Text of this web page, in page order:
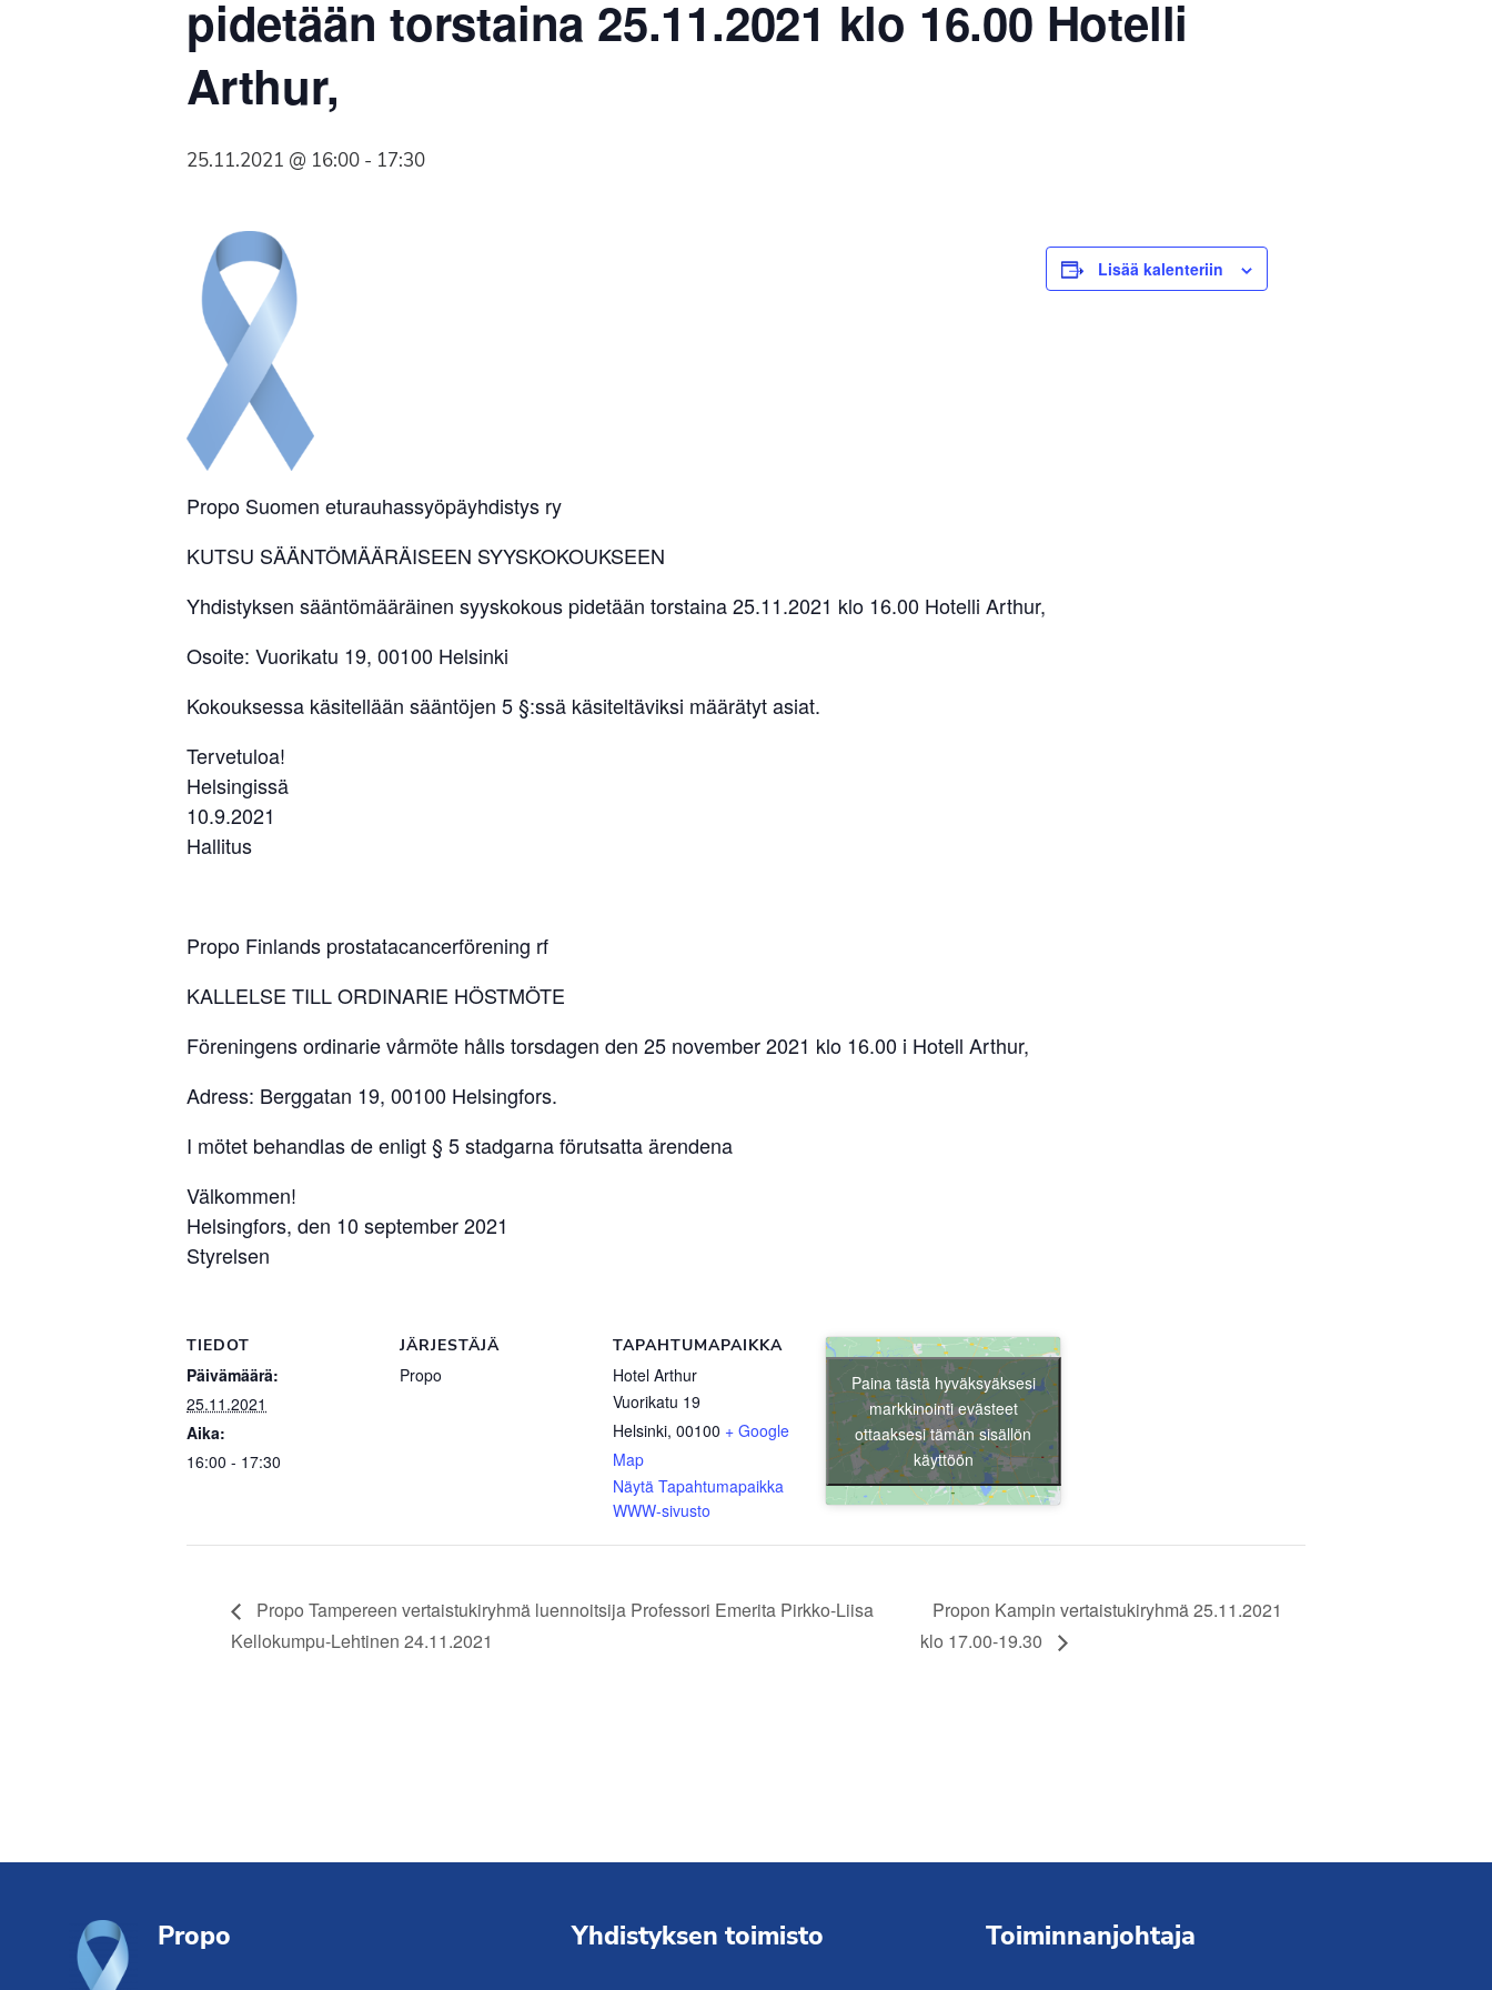
Syöpäyhdistyksenpidetään torstaina 25.11.2021 klo 16.00 Hotelli
Arthur,
25.11.2021 @ 16:00 - 17:30
Propo Suomen eturauhassyöpäyhdistys ry
KUTSU SÄÄNTÖMÄÄRÄISEEN SYYSKOKOUKSEEN
Yhdistyksen sääntömääräinen syyskokous pidetään torstaina 25.11.2021 klo 16.00 Hotelli Arthur,
Osoite: Vuorikatu 19, 00100 Helsinki
Kokouksessa käsitellään sääntöjen 5 §:ssä käsiteltäviksi määrätyt asiat.
Tervetuloa!
Helsingissä
10.9.2021
Hallitus
Propo Finlands prostatacancerförening rf
KALLELSE TILL ORDINARIE HÖSTMÖTE
Föreningens ordinarie vårmöte hålls torsdagen den 25 november 2021 klo 16.00 i Hotell Arthur,
Adress: Berggatan 19, 00100 Helsingfors.
I mötet behandlas de enligt § 5 stadgarna förutsatta ärendena
Välkommen!
Helsingfors, den 10 september 2021
Styrelsen
Lisää kalenteriin
TIEDOT
Päivämäärä:
25.11.2021
Aika:
16:00 - 17:30
JÄRJESTÄJÄ
Propo
TAPAHTUMAPAIKKA
Hotel Arthur
Vuorikatu 19
Helsinki, 00100 + Google
Map
Näytä Tapahtumapaikka
WWW-sivusto
Paina tästä hyväksyäksesi
markkinointi evästeet
ottaaksesi tämän sisällön
käyttöön
Propo Tampereen vertaistukiryhmä luennoitsija Professori Emerita Pirkko-Liisa
Kellokumpu-Lehtinen 24.11.2021
Propon Kampin vertaistukiryhmä 25.11.2021
klo 17.00-19.30
Propo Yhdistyksen toimisto Toiminnanjohtaja